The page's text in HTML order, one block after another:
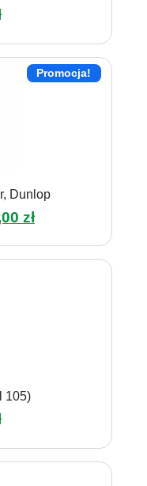
Promocja!
Dunlop
złAktualna
wynosi:
105)